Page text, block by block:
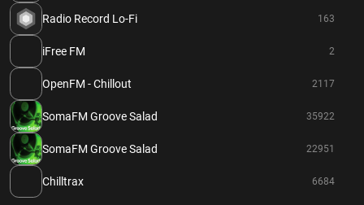
Radio Record Lo-Fi 163
iFree FM 2
OpenFM - Chillout 2117
SomaFM Groove Salad 35922
SomaFM Groove Salad 22951
Chilltrax 6684